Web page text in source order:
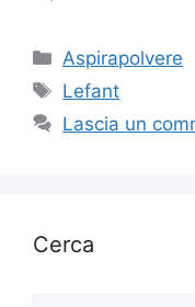
Categorie
Aspirapolvere
Tag
Lefant
Lascia un
Cerca